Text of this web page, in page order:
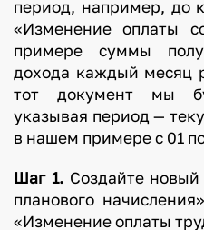
период, например, до
«Изменение оплаты
примере суммы
дохода каждый месяц
тот документ мы
указывая период —
в нашем примере с 01
Шаг 1.Создайте новый
планового
«Изменение оплаты